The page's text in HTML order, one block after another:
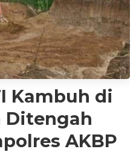
Kambuh di
Ditengah
AKBP